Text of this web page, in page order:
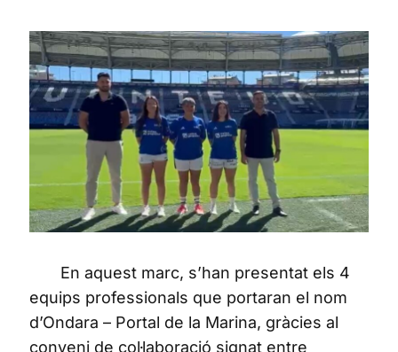
En aquest marc, s’han presentat els 4
equips professionals que portaran el nom
d’Ondara – Portal de la Marina, gràcies al
conveni de col·laboració signat entre